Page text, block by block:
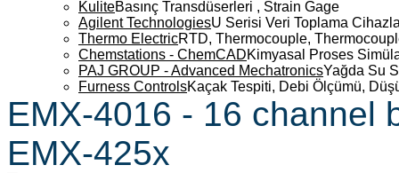
KuliteBasınç Transdüserleri , Strain Gage
Agilent TechnologiesU Serisi Veri Toplama
Thermo ElectricRTD, Thermocouple,
Chemstations - ChemCADKimyasal Proses
PAJ GROUP - Advanced MechatronicsYağda Su
Furness ControlsKaçak Tespiti, Debi Ölçümü,
EMX-4016 - 16 channel
EMX-425x